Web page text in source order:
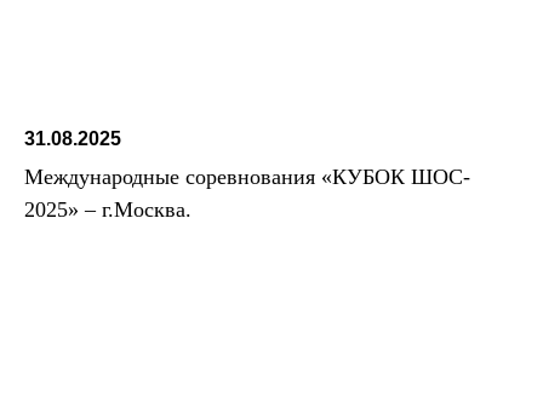
31.08.2025
Международные соревнования «КУБОК ШОС-
2025» – г.Москва.